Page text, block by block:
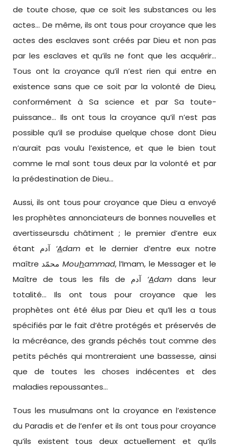
de toute chose, que ce soit les substances ou les
actes… De même, ils ont tous pour croyance que les
actes des esclaves sont créés par Dieu et non pas
par les esclaves et qu’ils ne font que les acquérir…
Tous ont la croyance qu’il n’est rien qui entre en
existence sans que ce soit par la volonté de Dieu,
conformément à Sa science et par Sa toute-
puissance… Ils ont tous la croyance qu’il n’est pas
possible qu’il se produise quelque chose dont Dieu
n’aurait pas voulu l’existence, et que le bien tout
comme le mal sont tous deux par la volonté et par
la prédestination de Dieu…
Aussi, ils ont tous pour croyance que Dieu a envoyé
les prophètes annonciateurs de bonnes nouvelles et
avertisseursdu châtiment ; le premier d’entre eux
étant آدم ‘Adamet le dernier d’entre eux notre
Mouhammad, l’Imam, le Messager et le
Maître de tous les fils de آدم ‘Adamdans leur
totalité… Ils ont tous pour croyance que les
prophètes ont été élus par Dieu et qu’Il les a tous
spécifiés par le fait d’être protégés et préservés de
la mécréance, des grands péchés tout comme des
petits péchés qui montreraient une bassesse, ainsi
que de toutes les choses indécentes et des
maladies repoussantes…
Tous les musulmans ont la croyance en l’existence
du Paradis et de l’enfer et ils ont tous pour croyance
qu’ils existent tous deux actuellement et qu’ils